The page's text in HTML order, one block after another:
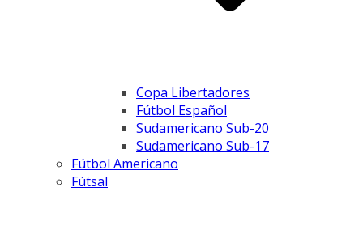
Copa Libertadores
Fútbol Español
Sudamericano Sub-20
Sudamericano Sub-17
Fútbol Americano
Fútsal